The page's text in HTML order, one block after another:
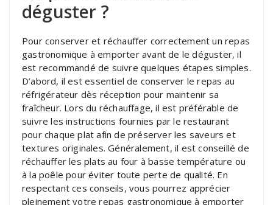
déguster ?
Pour conserver et réchauffer correctement un repas
gastronomique à emporter avant de le déguster, il
est recommandé de suivre quelques étapes simples.
D’abord, il est essentiel de conserver le repas au
réfrigérateur dès réception pour maintenir sa
fraîcheur. Lors du réchauffage, il est préférable de
suivre les instructions fournies par le restaurant
pour chaque plat afin de préserver les saveurs et
textures originales. Généralement, il est conseillé de
réchauffer les plats au four à basse température ou
à la poêle pour éviter toute perte de qualité. En
respectant ces conseils, vous pourrez apprécier
pleinement votre repas gastronomique à emporter